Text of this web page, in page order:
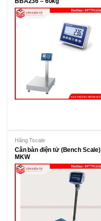
Hãng Tscale
Cân bàn điện tử (Bench Scale)
MKW